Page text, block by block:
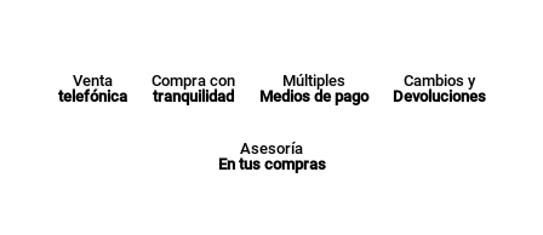
Venta
telefónica
Compra con
tranquilidad
Múltiples
Medios de pago
Cambios y
Devoluciones
Asesoría
En tus compras